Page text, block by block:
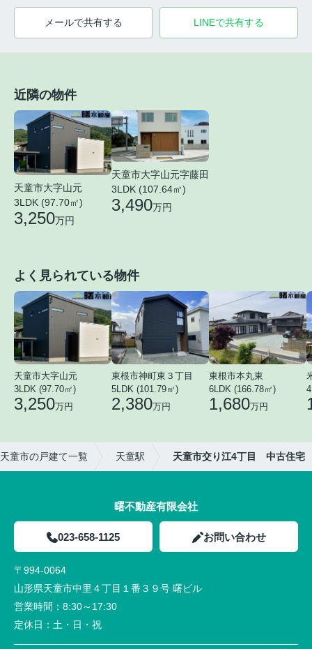
メールで共有する LINEで共有する
近隣の物件
天童市大字山元
3LDK (97.70㎡)
3,250万円
天童市大字山元字藤田
3LDK (107.64㎡)
3,490万円
よく見られている物件
天童市大字山元
3LDK (97.70㎡)
3,250万円
東根市神町東３丁目
5LDK (101.79㎡)
2,380万円
東根市本丸東
6LDK (166.78㎡)
1,680万円
天童市の戸建て一覧 天童駅 天童市交り江4丁目 中古住宅
曙不動産有限会社
023-658-1125 お問い合わせ
〒994-0064
山形県天童市中里４丁目１番３９号 曙ビル
営業時間： 8:30～17:30
定休日： 土・日・祝